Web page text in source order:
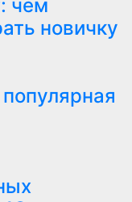
чем
новичку